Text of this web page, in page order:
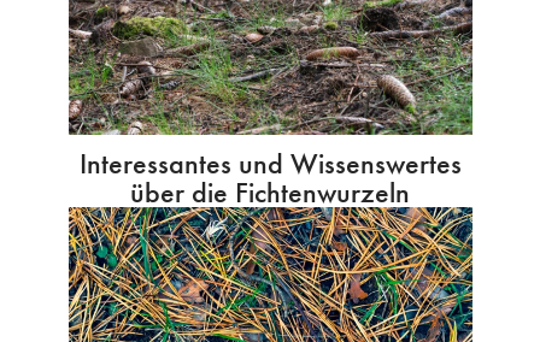
Interessantes und Wissenswertes
über die Fichtenwurzeln